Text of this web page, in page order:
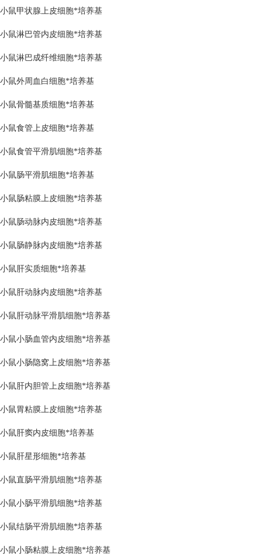
小鼠甲状腺上皮细胞*培养基
小鼠淋巴管内皮细胞*培养基
小鼠淋巴成纤维细胞*培养基
小鼠外周血白细胞*培养基
小鼠骨髓基质细胞*培养基
小鼠食管上皮细胞*培养基
小鼠食管平滑肌细胞*培养基
小鼠肠平滑肌细胞*培养基
小鼠肠粘膜上皮细胞*培养基
小鼠肠动脉内皮细胞*培养基
小鼠肠静脉内皮细胞*培养基
小鼠肝实质细胞*培养基
小鼠肝动脉内皮细胞*培养基
小鼠肝动脉平滑肌细胞*培养基
小鼠小肠血管内皮细胞*培养基
小鼠小肠隐窝上皮细胞*培养基
小鼠肝内胆管上皮细胞*培养基
小鼠胃粘膜上皮细胞*培养基
小鼠肝窦内皮细胞*培养基
小鼠肝星形细胞*培养基
小鼠直肠平滑肌细胞*培养基
小鼠小肠平滑肌细胞*培养基
小鼠结肠平滑肌细胞*培养基
小鼠小肠粘膜上皮细胞*培养基